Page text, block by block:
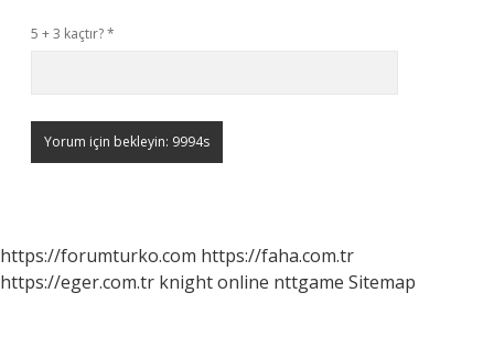
5 + 3 kaçtır?*
https://forumturko.com https://faha.com.tr
https://eger.com.tr knight online nttgame Sitemap